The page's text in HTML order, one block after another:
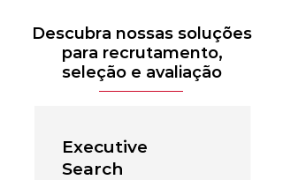
Descubra nossas soluções
para recrutamento,
seleção e avaliação
Executive
Search